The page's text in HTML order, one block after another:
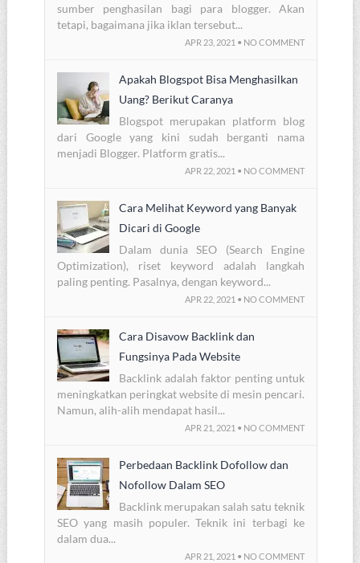
sumber penghasilan bagi para blogger. Akan
tetapi, bagaimana jika iklan tersebut...
APR 23, 2021 • NO COMMENT
Apakah Blogspot Bisa Menghasilkan
Uang? Berikut Caranya
Blogspot merupakan platform blog
dari Google yang kini sudah berganti nama
menjadi Blogger. Platform gratis...
APR 22, 2021 • NO COMMENT
Cara Melihat Keyword yang Banyak
Dicari di Google
Dalam dunia SEO (Search Engine
Optimization), riset keyword adalah langkah
paling penting. Pasalnya, dengan keyword...
APR 22, 2021 • NO COMMENT
Cara Disavow Backlink dan
Fungsinya Pada Website
Backlink adalah faktor penting untuk
meningkatkan peringkat website di mesin pencari.
Namun, alih-alih mendapat hasil...
APR 21, 2021 • NO COMMENT
Perbedaan Backlink Dofollow dan
Nofollow Dalam SEO
Backlink merupakan salah satu teknik
SEO yang masih populer. Teknik ini terbagi ke
dalam dua...
APR 21, 2021 • NO COMMENT